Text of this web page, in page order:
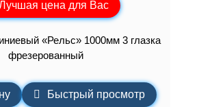
цена для Вас
«Рельс» 1000мм 3 глазка
фрезерованный
Быстрый просмотр